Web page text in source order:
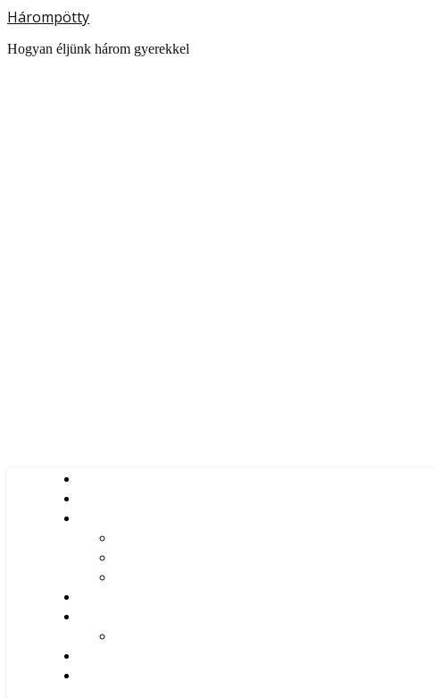
Hárompötty
Hogyan éljünk három gyerekkel